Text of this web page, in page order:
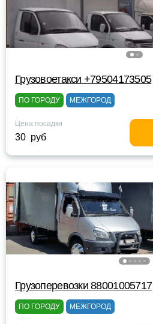
Грузовоетакси +79504173505
ПО ГОРОДУ МЕЖГОРОД
Цена посадки
30 руб
Грузоперевозки 88001005717
ПО ГОРОДУ МЕЖГОРОД